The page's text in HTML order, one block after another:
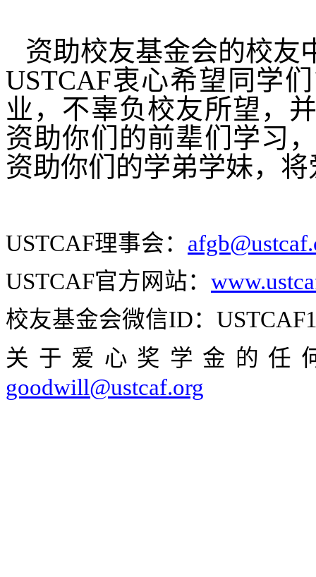
资助校友基金会的校友
USTCAF衷心希望同学
业，不辜负校友所望，
资助你们的前辈们学习
资助你们的学弟学妹，
USTCAF理事会：
USTCAF官方网站：
校友基金会微信ID：
关于爱心奖学金的任
goodwill@ustcaf.org